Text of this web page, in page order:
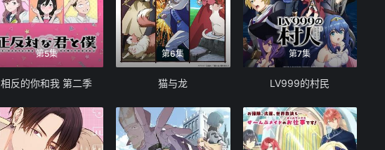
第5集
相反的你和我 第二季
第6集
猫与龙
第7集
LV999的村民